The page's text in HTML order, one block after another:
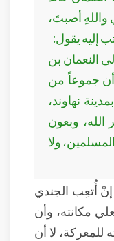
واللهِ أصبتَ،
إليه يقول:
النعمان بن
أن جموعاً من
نهاوند،
الله، وبعون
ولا
أُتعِب الجندي
مكانته، وأن
للمعركة، لا أن